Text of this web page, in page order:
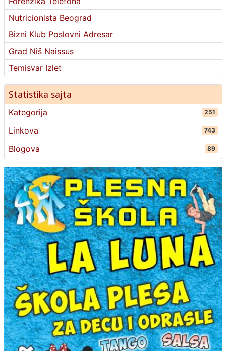
Nutricionista Beograd
Bizni Klub Poslovni Adresar
Grad Niš Naissus
Temisvar Izlet
Statistika sajta
Kategorija 251
Linkova 743
Blogova 89